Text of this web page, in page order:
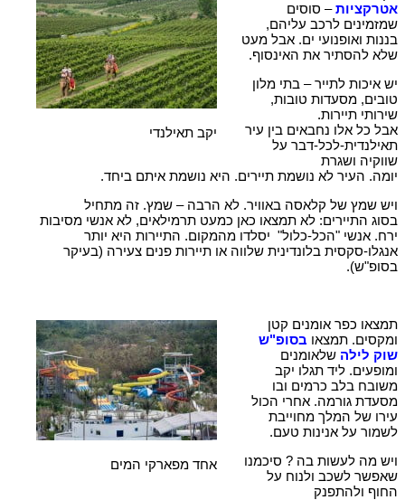
יקב תאילנדי
אטרקציות– סוסים
שמזמינים לרכב עליהם,
בננות ואופנועי ים. אבל מעט
שלא להסתיר את האינסוף.
יש איכות לתייר – בתי מלון
טובים, מסעדות טובות,
שירותי תיירות.
אבל כל אלו נחבאים בין עיר
תאילנדית-לכל-דבר על
שווקיה ושגרת
יומה. העיר לא נושמת תיירים. היא נושמת איתם ביחד.
ויש שמץ של קלאסה באוויר. לא הרבה – שמץ. זה מתחיל
בסוג התיירים: לא תמצאו כאן כמעט תרמילאים, לא אנשי מסיבות
ירח. אנשי "הכל-כלול" יסלדו מהמקום. התיירות היא יותר
אנגלו-סקסית בלונדינית שלווה או תיירות פנים צעירה (בעיקר
בסופ"ש).
אחד מפארקי המים
תמצאו כפר אומנים קטן
ומקסים. תמצאו בסופ"ש
שוק לילה שלאומנים
ומופעים. ליד תגלו יקב
משובח בלב כרמים ובו
מסעדת גורמה. אחרי הכול
עירו של המלך מחוייבת
לשמור על אנינות טעם.
ויש מה לעשות בה ? סיכמנו
שאפשר לשכב ולנוח על
החוף ולהתפנק